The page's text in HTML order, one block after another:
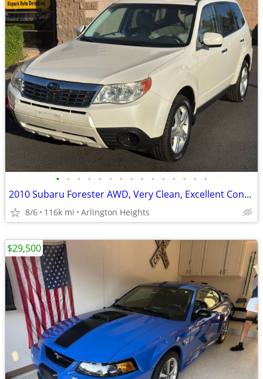
• • • • • • • • • • • • • • •
2010 Subaru Forester AWD, Very Clean, Excellent Condition, No Rust!!
8/6 116k mi Arlington Heights
$29,500